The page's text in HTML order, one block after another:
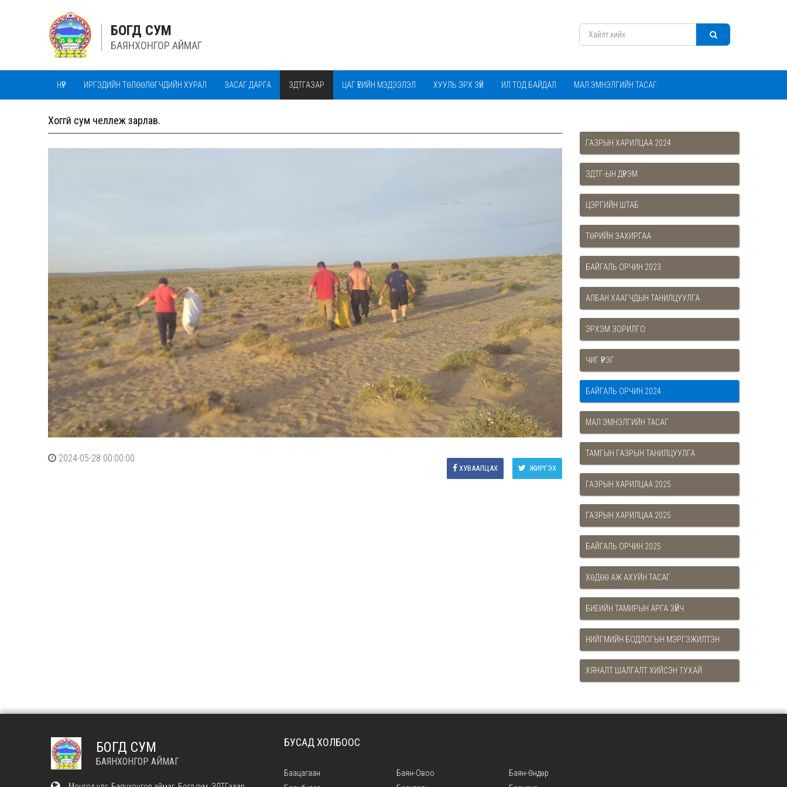
БОГД СУМ
БАЯНХОНГОР АЙМАГ
НҮҮР ИРГЭДИЙН ТӨЛӨӨЛӨГЧДИЙН ХУРАЛ ЗАСАГ ДАРГА ЗДТГАЗАР ЦАГ ҮЕИЙН МЭДЭЭЛЭЛ ХУУЛЬ ЭРХ ЗҮЙ ИЛ ТОД БАЙДАЛ МАЛ ЭМНЭЛГИЙН ТАСАГ
Хоггүй сум челлеж зарлав.
2024-05-28 00:00:00
ЖИРГЭХ
ХУВААЛЦАХ
ГАЗРЫН ХАРИЛЦАА 2024
ЗДТГ-ЫН ДҮРЭМ
ЦЭРГИЙН ШТАБ
ТӨРИЙН ЗАХИРГАА
БАЙГАЛЬ ОРЧИН 2023
АЛБАН ХААГЧДЫН ТАНИЛЦУУЛГА
ЭРХЭМ ЗОРИЛГО
ЧИГ ҮҮРЭГ
БАЙГАЛЬ ОРЧИН 2024
МАЛ ЭМНЭЛГИЙН ТАСАГ
ТАМГЫН ГАЗРЫН ТАНИЛЦУУЛГА
ГАЗРЫН ХАРИЛЦАА 2025
ГАЗРЫН ХАРИЛЦАА 2025
БАЙГАЛЬ ОРЧИН 2025
ХӨДӨӨ АЖ АХУЙН ТАСАГ
БИЕИЙН ТАМИРЫН АРГА ЗҮЙЧ
НИЙГМИЙН БОДЛОГЫН МЭРГЭЖИЛТЭН
ХЯНАЛТ ШАЛГАЛТ ХИЙСЭН ТУХАЙ
БОГД СУМ
БАЯНХОНГОР АЙМАГ
БУСАД ХОЛБООС
Баацагаан Баян-Овоо
Баян-Өндөр